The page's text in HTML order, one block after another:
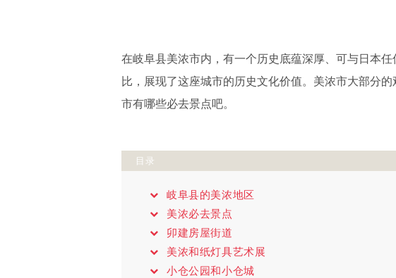
在岐阜县美浓市内，有一个历史底蕴深厚、可与日本
比，展现了这座城市的历史文化价值。美浓市大部分
市有哪些必去景点吧。
目录
岐阜县的美浓地区
美浓必去景点
卯建房屋街道
美浓和纸灯具艺术展
小仓公园和小仓城